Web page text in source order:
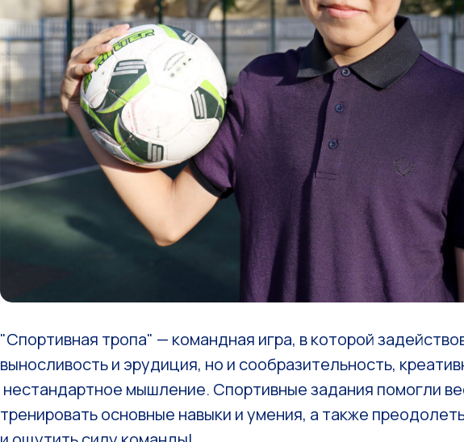
"Спортивная тропа" — командная игра, в которой
выносливость и эрудиция, но и сообразительность,
нестандартное мышление. Спортивные задания помогли
тренировать основные навыки и умения, а также